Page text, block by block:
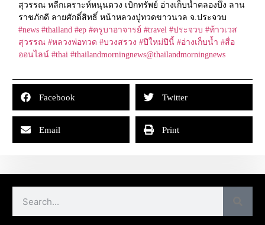
สุวรรณ หลีกเคราะห์หนุนดวง เบิกทรัพย์ อ่างเก็บน้ำคลองบึง ลาน
ราชภักดี ลายศักดิ์สิทธิ์ หน้าหลวงปู่ทวดขาวนวล จ.ประจวบ
#news #thailand #ep #ครูบาอาจารย์ #travel #ประจวบ #ท้าวเวส
สุวรรณ #หลวงพ่อทวด #บวงสรวง #ปีใหม่ปีนี้ #อ่างเก็บน้ำ #สื่อ
ออนไลน์ #thai #thailandmorningnews‪@thailandmorningnews‬
Facebook Twitter
Email Print